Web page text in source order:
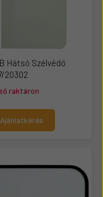
Hátsó Szélvédő
20302
raktáron
Ajánlatkérés